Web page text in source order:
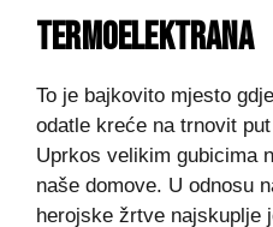
TERMOELEKTRANA
To je bajkovito mjesto
odatle kreće na trnovit
Uprkos velikim gubicima
naše domove. U odnosu
herojske žrtve najskuplje